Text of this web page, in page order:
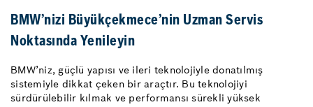
BMW’nizi Büyükçekmece’nin Uzman Servis
Noktasında Yenileyin
BMW’niz, güçlü yapısı ve ileri teknolojiyle donatılmış
sistemiyle dikkat çeken bir araçtır. Bu teknolojiyi
sürdürülebilir kılmak ve performansı sürekli yüksek